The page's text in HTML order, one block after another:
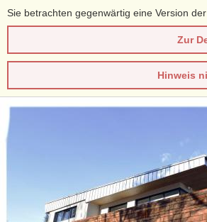
Sie betrachten gegenwärtig eine Version
Zur
Hinweis